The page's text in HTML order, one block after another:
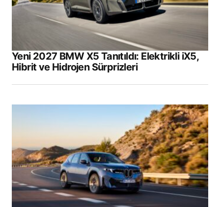
Yeni 2027 BMW X5 Tanıtıldı: Elektrikli iX5,
Hibrit ve Hidrojen Sürprizleri